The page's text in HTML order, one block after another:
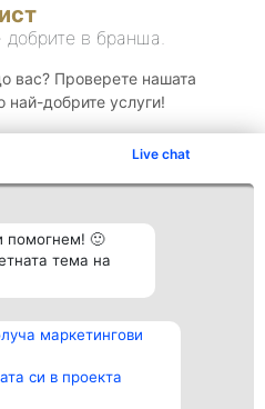
Live chat
помогнем! 🙂
тема на
маркетингови
си в проекта
добрите в бранша.
вас? Проверете нашата
най-добрите услуги!
Контакти